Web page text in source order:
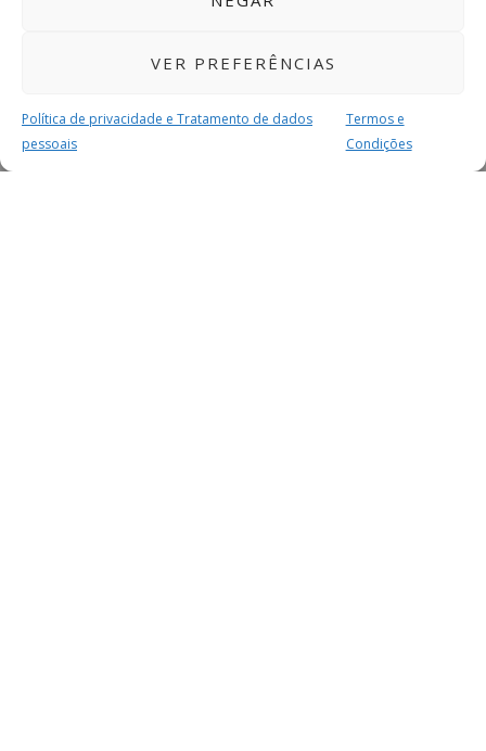
VER PREFERÊNCIAS
Política de privacidade e Tratamento de dados
pessoais
Termos e
Condições